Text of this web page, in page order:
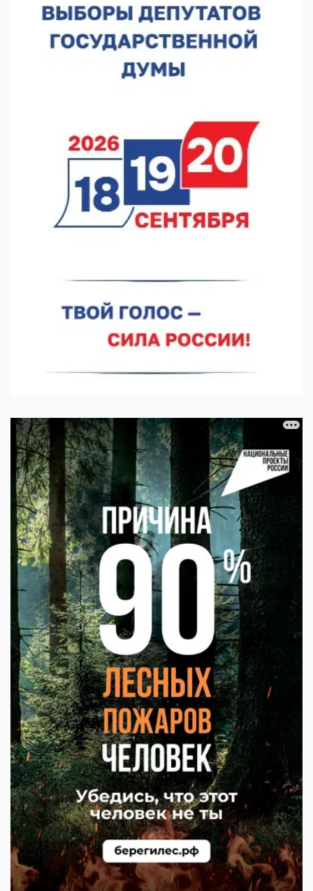
пожарного
07.08.2026 12:15
В Нижнем Новгороде прошло совещание Росгвардии
07.08.2026 12:04